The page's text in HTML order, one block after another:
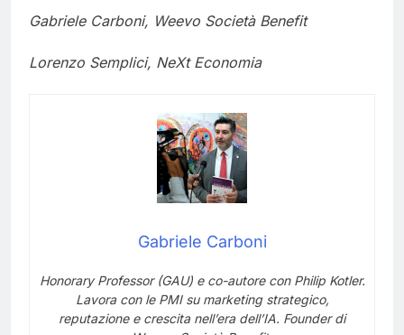
Gabriele Carboni, Weevo Società Benefit
Lorenzo Semplici, NeXt Economia
Gabriele Carboni
Honorary Professor (GAU) e co-autore con Philip Kotler.
Lavora con le PMI su marketing strategico,
reputazione e crescita nell’era dell’IA. Founder di